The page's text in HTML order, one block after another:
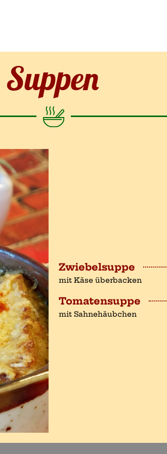
Suppen
Zwiebelsuppe
mit Käse überbacken
Tomatensuppe
mit Sahnehäubchen